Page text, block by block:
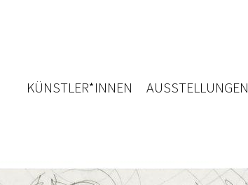
KÜNSTLER*INNEN
AUSSTELLUNGEN